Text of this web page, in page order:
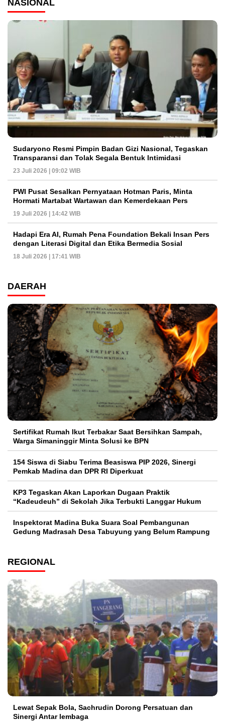
NASIONAL
Sudaryono Resmi Pimpin Badan Gizi Nasional, Tegaskan
Transparansi dan Tolak Segala Bentuk Intimidasi
23 Juli 2026 | 09:02 WIB
PWI Pusat Sesalkan Pernyataan Hotman Paris, Minta
Hormati Martabat Wartawan dan Kemerdekaan Pers
19 Juli 2026 | 14:42 WIB
Hadapi Era AI, Rumah Pena Foundation Bekali Insan Pers
dengan Literasi Digital dan Etika Bermedia Sosial
18 Juli 2026 | 17:41 WIB
DAERAH
Sertifikat Rumah Ikut Terbakar Saat Bersihkan Sampah,
Warga Simaninggir Minta Solusi ke BPN
154 Siswa di Siabu Terima Beasiswa PIP 2026, Sinergi
Pemkab Madina dan DPR RI Diperkuat
KP3 Tegaskan Akan Laporkan Dugaan Praktik
“Kadeudeuh” di Sekolah Jika Terbukti Langgar Hukum
Inspektorat Madina Buka Suara Soal Pembangunan
Gedung Madrasah Desa Tabuyung yang Belum Rampung
REGIONAL
Lewat Sepak Bola, Sachrudin Dorong Persatuan dan
Sinergi Antar lembaga